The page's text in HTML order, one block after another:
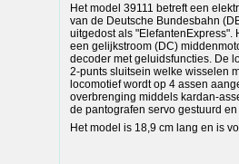
Het model 39111 betreft een
van de Deutsche Bundesbahn
uitgedost als "ElefantenExpress".
een gelijkstroom (DC)
decoder met geluidsfuncties. De
2-punts sluitsein welke wisselen
locomotief wordt op 4 assen
overbrenging middels kardan-
de pantografen servo gestuurd
Het model is 18,9 cm lang en is